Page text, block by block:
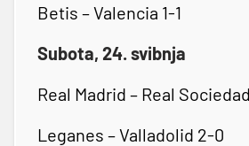
Betis – Valencia 1-1
Subota, 24. svibnja
Real Madrid – Real
Leganes – Valladolid 2-0